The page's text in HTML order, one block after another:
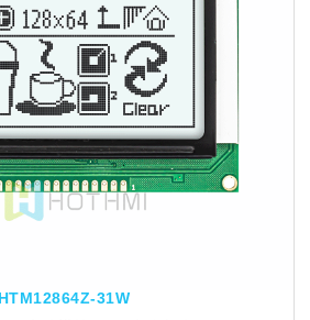
HTM12864Z-31W